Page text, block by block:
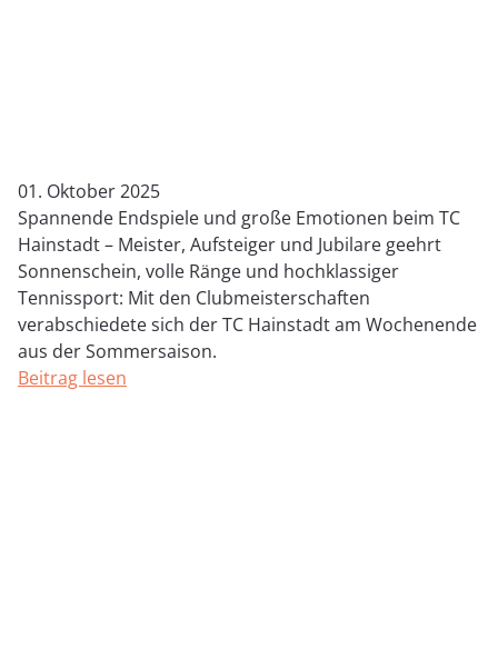
01. Oktober 2025
Spannende Endspiele und große Emotionen beim TC
Hainstadt – Meister, Aufsteiger und Jubilare geehrt
Sonnenschein, volle Ränge und hochklassiger
Tennissport: Mit den Clubmeisterschaften
verabschiedete sich der TC Hainstadt am Wochenende
aus der Sommersaison.
Beitrag lesen